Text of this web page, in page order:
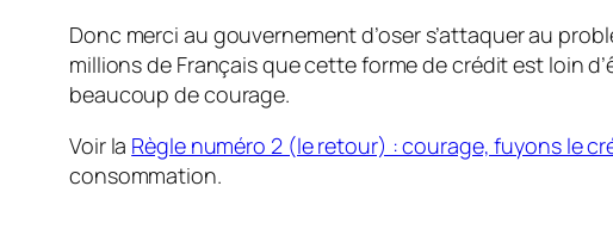
Donc merci au gouvernement d’oser s’attaquer au
millions de Français que cette forme de crédit est loin
beaucoup de courage.
Voir la Règle numéro 2 (le retour) : courage, fuyons le
consommation.